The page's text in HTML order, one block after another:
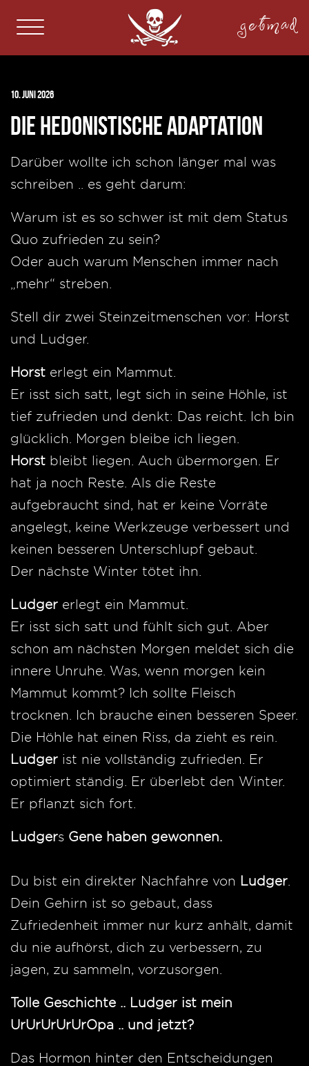
getmad
10. Juni 2026
Die hedonistische Adaptation
Darüber wollte ich schon länger mal was
schreiben .. es geht darum:
Warum ist es so schwer ist mit dem Status
Quo zufrieden zu sein?
Oder auch warum Menschen immer nach
„mehr“ streben.
Stell dir zwei Steinzeitmenschen vor: Horst
und Ludger.
Horst erlegt ein Mammut.
Er isst sich satt, legt sich in seine Höhle, ist
tief zufrieden und denkt: Das reicht. Ich bin
glücklich. Morgen bleibe ich liegen.
Horst bleibt liegen. Auch übermorgen. Er
hat ja noch Reste. Als die Reste
aufgebraucht sind, hat er keine Vorräte
angelegt, keine Werkzeuge verbessert und
keinen besseren Unterschlupf gebaut.
Der nächste Winter tötet ihn.
Ludger erlegt ein Mammut.
Er isst sich satt und fühlt sich gut. Aber
schon am nächsten Morgen meldet sich die
innere Unruhe. Was, wenn morgen kein
Mammut kommt? Ich sollte Fleisch
trocknen. Ich brauche einen besseren Speer.
Die Höhle hat einen Riss, da zieht es rein.
Ludger ist nie vollständig zufrieden. Er
optimiert ständig. Er überlebt den Winter.
Er pflanzt sich fort.
Ludgers Gene haben gewonnen.
Du bist ein direkter Nachfahre von Ludger
Dein Gehirn ist so gebaut, dass
Zufriedenheit immer nur kurz anhält, damit
du nie aufhörst, dich zu verbessern, zu
jagen, zu sammeln, vorzusorgen.
Tolle Geschichte .. Ludger ist mein
UrUrUrUrUrOpa .. und jetzt?
Das Hormon hinter den Entscheidungen